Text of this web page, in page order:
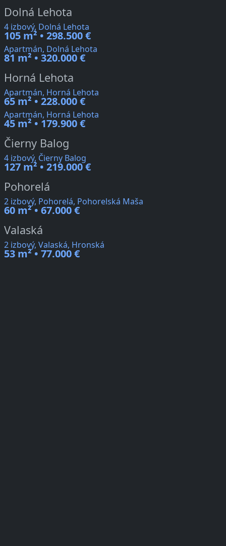
Dolná Lehota
4 izbový, Dolná Lehota
105 m² • 298.500 €
Apartmán, Dolná Lehota
81 m² • 320.000 €
Horná Lehota
Apartmán, Horná Lehota
65 m² • 228.000 €
Apartmán, Horná Lehota
45 m² • 179.900 €
Čierny Balog
4 izbový, Čierny Balog
127 m² • 219.000 €
Pohorelá
2 izbový, Pohorelá, Pohorelská Maša
60 m² • 67.000 €
Valaská
2 izbový, Valaská, Hronská
53 m² • 77.000 €